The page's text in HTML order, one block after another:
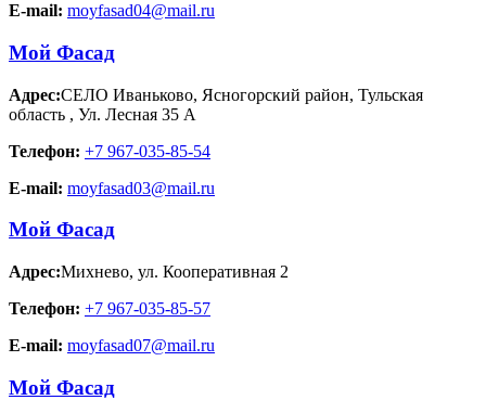
E-mail: moyfasad04@mail.ru
Мой Фасад
Адрес:СЕЛО Иваньково, Ясногорский район, Тульская
область , Ул. Лесная 35 А
Телефон: +7 967-035-85-54
E-mail: moyfasad03@mail.ru
Мой Фасад
Адрес:Михнево, ул. Кооперативная 2
Телефон: +7 967-035-85-57
E-mail: moyfasad07@mail.ru
Мой Фасад